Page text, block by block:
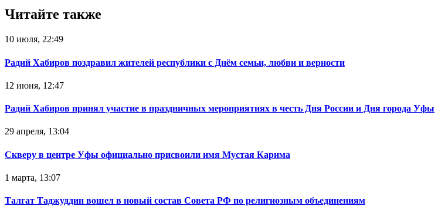
Читайте также
10 июля, 22:49
Радий Хабиров поздравил жителей республики с Днём семьи, любви и верности
12 июня, 12:47
Радий Хабиров принял участие в праздничных мероприятиях в честь Дня России и Дня города Уфы
29 апреля, 13:04
Скверу в центре Уфы официально присвоили имя Мустая Карима
1 марта, 13:07
Талгат Таджуддин вошел в новый состав Совета РФ по религиозным объединениям